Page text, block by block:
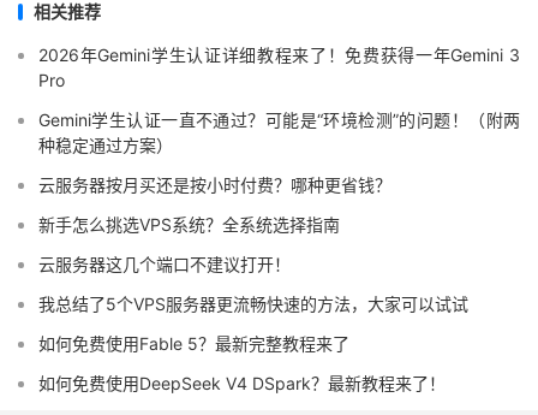
相关推荐
2026年Gemini学生认证详细教程来了！免费获得一年Gemini 3
Pro
Gemini学生认证一直不通过？可能是“环境检测”的问题！（附两
种稳定通过方案）
云服务器按月买还是按小时付费？哪种更省钱？
新手怎么挑选VPS系统？全系统选择指南
云服务器这几个端口不建议打开！
我总结了5个VPS服务器更流畅快速的方法，大家可以试试
如何免费使用Fable 5？最新完整教程来了
如何免费使用DeepSeek V4 DSpark？最新教程来了！